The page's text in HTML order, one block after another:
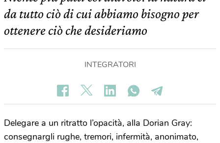
da tutto ciò di cui abbiamo bisogno per
ottenere ciò che desideriamo
INTEGRATORI
Delegare a un ritratto l’opacità, alla Dorian Gray:
consegnargli rughe, tremori, infermità, anonimato,